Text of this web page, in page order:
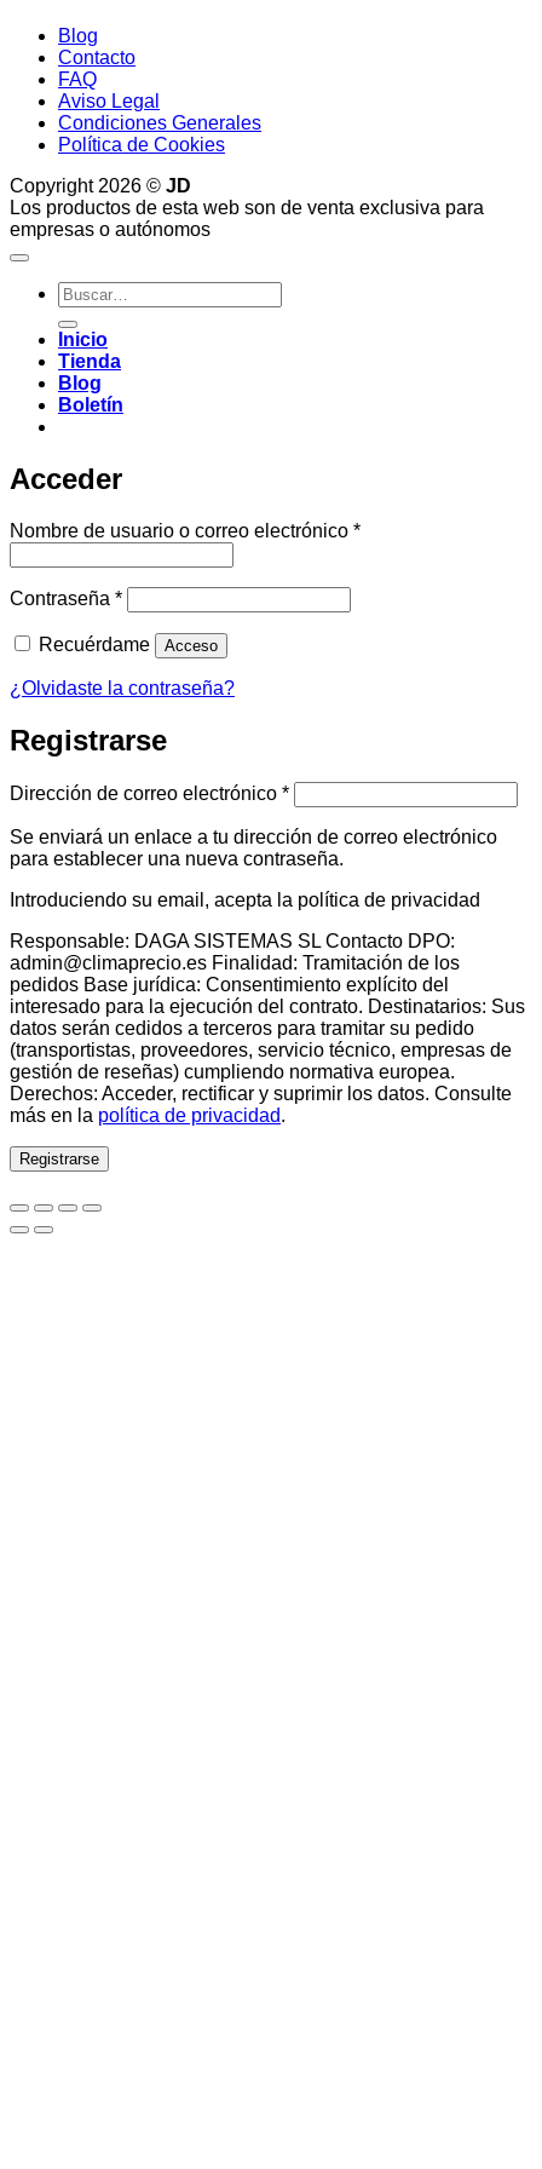
Blog
Contacto
FAQ
Aviso Legal
Condiciones Generales
Política de Cookies
Copyright 2026 © JD
Los productos de esta web son de venta exclusiva para
empresas o autónomos
Buscar
por:
Inicio
Tienda
Blog
Boletín
Acceder
Nombre de usuario o correo electrónico *Obligatorio
Contraseña *Obligatorio
Recuérdame Acceso
¿Olvidaste la contraseña?
Registrarse
Dirección de correo electrónico *Obligatorio
Se enviará un enlace a tu dirección de correo electrónico
para establecer una nueva contraseña.
Introduciendo su email, acepta la política de privacidad
Responsable: DAGA SISTEMAS SL Contacto DPO:
admin@climaprecio.es Finalidad: Tramitación de los
pedidos Base jurídica: Consentimiento explícito del
interesado para la ejecución del contrato. Destinatarios: Sus
datos serán cedidos a terceros para tramitar su pedido
(transportistas, proveedores, servicio técnico, empresas de
gestión de reseñas) cumpliendo normativa europea.
Derechos: Acceder, rectificar y suprimir los datos. Consulte
más en la política de privacidad.
Registrarse